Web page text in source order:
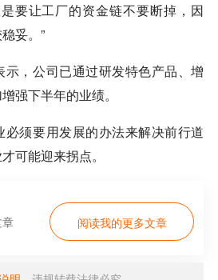
要让工厂的资金链不要断掉，因
妥。”
示，公司已通过研发特色产品、增
强下半年的业绩。
须要用发展的办法来解决前行道
可能迎来拐点。
阅读我的更多文章